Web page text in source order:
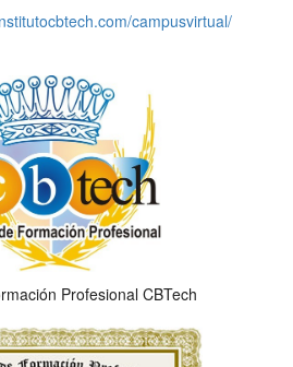
campusvirtual/
Profesional CBTech